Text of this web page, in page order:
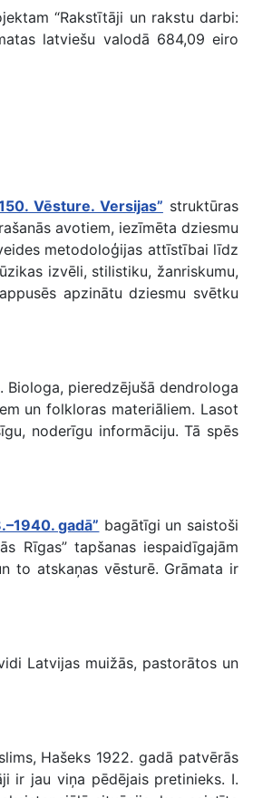
“Rakstītāji un rakstu darbi:
latviešu valodā 684,09 eiro
Vēsture. Versijas” struktūras
avotiem, iezīmēta dziesmu
metodoloģijas attīstībai līdz
izvēli, stilistiku, žanriskumu,
apzinātu dziesmu svētku
pieredzējušā dendrologa
un folkloras materiāliem. Lasot
noderīgu informāciju. Tā spēs
gadā” bagātīgi un saistoši
Rīgas” tapšanas iespaidīgajām
to atskaņas vēsturē. Grāmata ir
Latvijas muižās, pastorātos un
Hašeks 1922. gadā patvērās
ir jau viņa pēdējais pretinieks. I.